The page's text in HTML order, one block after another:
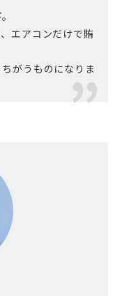
エアコンだけで賄
がうものになりま